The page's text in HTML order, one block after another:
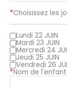
*Choisissez les
Lundi 22 JUIN
Mardi 23 JUIN
Mercredi 24
Jeudi 25 JUIN
Vendredi 26
*Nom de